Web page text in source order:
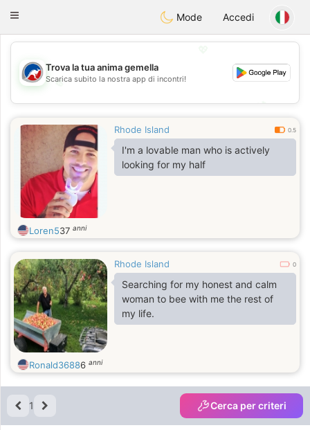
AustraliaChat
Toggle
Mode Accedi
💖
💕
Trova la tua anima gemella
Scarica subito la nostra app di incontri!
Rhode Island 0.5
I'm a lovable man who is actively
looking for my half
Loren537 anni
Rhode Island 0
Searching for my honest and calm
woman to bee with me the rest of
my life.
Ronald36886 anni
1 Cerca per criteri